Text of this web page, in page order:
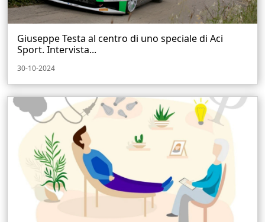
Giuseppe Testa al centro di uno speciale di Aci
Sport. Intervista...
30-10-2024